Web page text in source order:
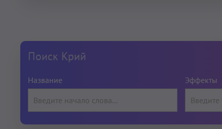
Поиск Крий
Название Эффекты